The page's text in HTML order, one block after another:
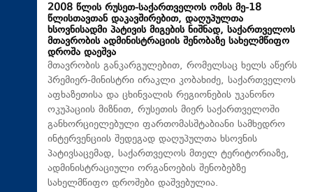
2008 წლის რუსეთ-საქართველოს ომის მე-18
წლისთავთან დაკავშირებით, დაღუპულთა
ხსოვნისადმი პატივის მიგების ნიშნად, საქართველოს
მთავრობის ადმინისტრაციის შენობაზე სახელმწიფო
დროშა დაეშვა
მთავრობის განკარგულებით, რომელსაც ხელს აწერს
პრემიერ-მინისტრი ირაკლი კობახიძე, საქართველოს
აფხაზეთისა და ცხინვალის რეგიონების უკანონო
ოკუპაციის მიზნით, რუსეთის მიერ საქართველოში
განხორციელებული ფართომასშტაბიანი სამხედრო
ინტერვენციის შედეგად დაღუპულთა ხსოვნის
პატივსაცემად, საქართველოს მთელ ტერიტორიაზე,
ადმინისტრაციული ორგანოების შენობებზე
სახელმწიფო დროშები დაშვებულია.